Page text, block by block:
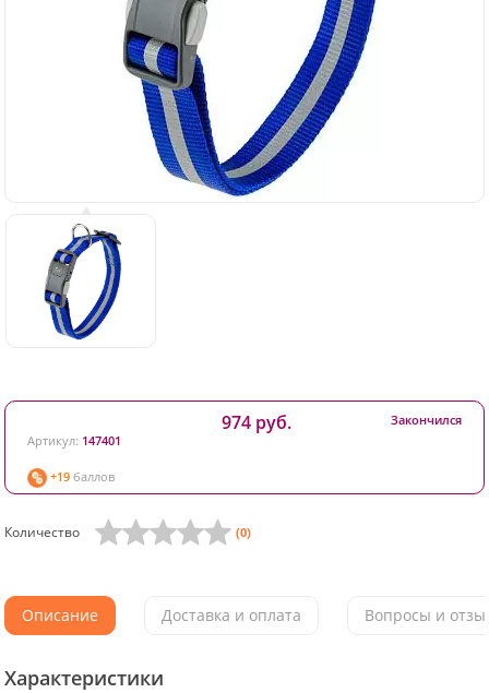
Артикул: 147401
+19 баллов
974 руб. Закончился
Количество (0)
Описание Доставка и оплата Вопросы и
Характеристики